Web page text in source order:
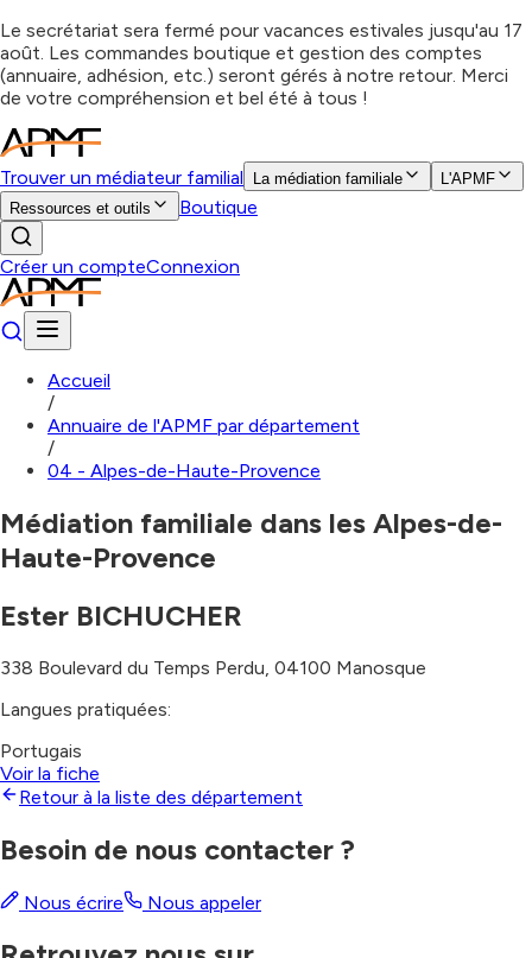
Le secrétariat sera fermé pour vacances estivales jusqu'au 17
août. Les commandes boutique et gestion des comptes
(annuaire, adhésion, etc.) seront gérés à notre retour. Merci
de votre compréhension et bel été à tous !
Trouver un médiateur familial La médiation familiale
L'APMF
Ressources et outils
Boutique
Créer un compteConnexion
Accueil
/
Annuaire de l'APMF par département
/
04 - Alpes-de-Haute-Provence
Médiation familiale dans les Alpes-de-
Haute-Provence
Ester BICHUCHER
338 Boulevard du Temps Perdu 04100 Manosque
Langues pratiquées:
Portugais
Voir la fiche
Retour à la liste des département
Besoin de nous contacter ?
Nous écrire Nous appeler